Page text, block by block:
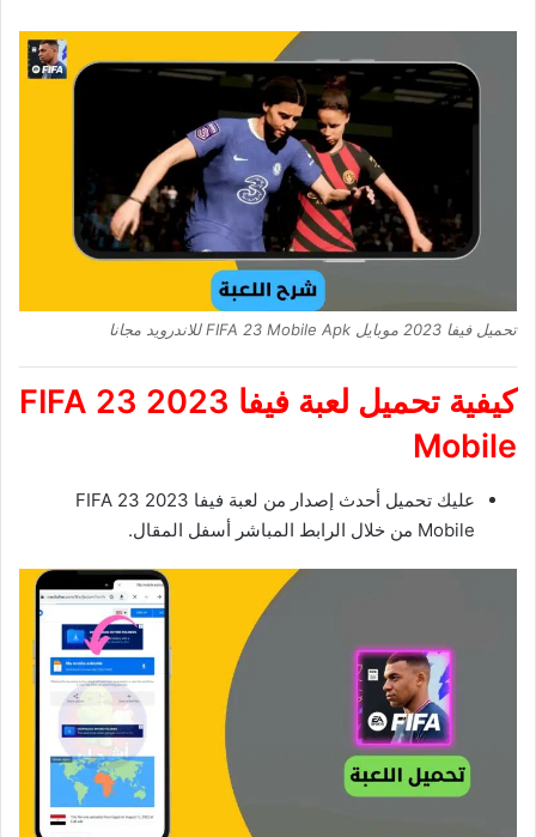
تحميل فيفا 2023 موبايل FIFA 23 Mobile Apk للاندرويد مجانا
كيفية تحميل لعبة فيفا 2023
FIFA 23
Mobile
عليك تحميل أحدث إصدار من لعبة فيفا 2023 FIFA 23
Mobile من خلال الرابط المباشر أسفل المقال.